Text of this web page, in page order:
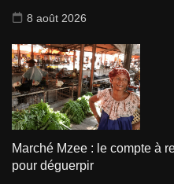
8 août 2026
Marché Mzee : le compte à
pour déguerpir